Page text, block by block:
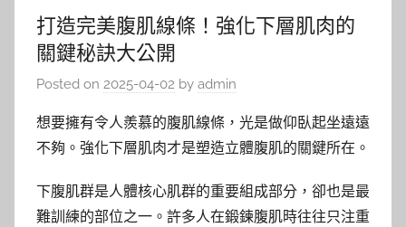
打造完美腹肌線條！強化下層肌肉的
關鍵秘訣大公開
Posted on 2025-04-02 by admin
想要擁有令人羨慕的腹肌線條，光是做仰臥起坐遠遠
不夠。強化下層肌肉才是塑造立體腹肌的關鍵所在。
下腹肌群是人體核心肌群的重要組成部分，卻也是最
難訓練的部位之一。許多人在鍛鍊腹肌時往往只注重